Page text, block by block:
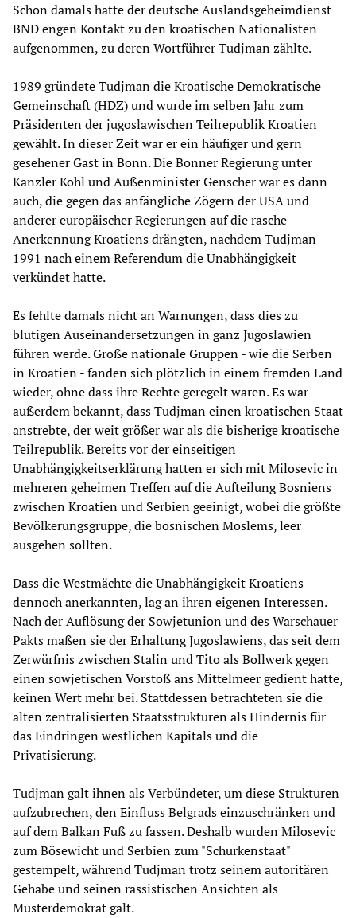
Schon damals hatte der deutsche Auslandsgeheimdienst
BND engen Kontakt zu den kroatischen Nationalisten
aufgenommen, zu deren Wortführer Tudjman zählte.
1989 gründete Tudjman die Kroatische Demokratische
Gemeinschaft (HDZ) und wurde im selben Jahr zum
Präsidenten der jugoslawischen Teilrepublik Kroatien
gewählt. In dieser Zeit war er ein häufiger und gern
gesehener Gast in Bonn. Die Bonner Regierung unter
Kanzler Kohl und Außenminister Genscher war es dann
auch, die gegen das anfängliche Zögern der USA und
anderer europäischer Regierungen auf die rasche
Anerkennung Kroatiens drängten, nachdem Tudjman
1991 nach einem Referendum die Unabhängigkeit
verkündet hatte.
Es fehlte damals nicht an Warnungen, dass dies zu
blutigen Auseinandersetzungen in ganz Jugoslawien
führen werde. Große nationale Gruppen - wie die Serben
in Kroatien - fanden sich plötzlich in einem fremden Land
wieder, ohne dass ihre Rechte geregelt waren. Es war
außerdem bekannt, dass Tudjman einen kroatischen Staat
anstrebte, der weit größer war als die bisherige kroatische
Teilrepublik. Bereits vor der einseitigen
Unabhängigkeitserklärung hatten er sich mit Milosevic in
mehreren geheimen Treffen auf die Aufteilung Bosniens
zwischen Kroatien und Serbien geeinigt, wobei die größte
Bevölkerungsgruppe, die bosnischen Moslems, leer
ausgehen sollten.
Dass die Westmächte die Unabhängigkeit Kroatiens
dennoch anerkannten, lag an ihren eigenen Interessen.
Nach der Auflösung der Sowjetunion und des Warschauer
Pakts maßen sie der Erhaltung Jugoslawiens, das seit dem
Zerwürfnis zwischen Stalin und Tito als Bollwerk gegen
einen sowjetischen Vorstoß ans Mittelmeer gedient hatte,
keinen Wert mehr bei. Stattdessen betrachteten sie die
alten zentralisierten Staatsstrukturen als Hindernis für
das Eindringen westlichen Kapitals und die
Privatisierung.
Tudjman galt ihnen als Verbündeter, um diese Strukturen
aufzubrechen, den Einfluss Belgrads einzuschränken und
auf dem Balkan Fuß zu fassen. Deshalb wurden Milosevic
zum Bösewicht und Serbien zum "Schurkenstaat"
gestempelt, während Tudjman trotz seinem autoritären
Gehabe und seinen rassistischen Ansichten als
Musterdemokrat galt.